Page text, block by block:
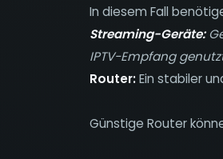
In diesem Fall
Streaming-Geräte:
IPTV-Empfang
Router:Ein stabiler
Günstige Router